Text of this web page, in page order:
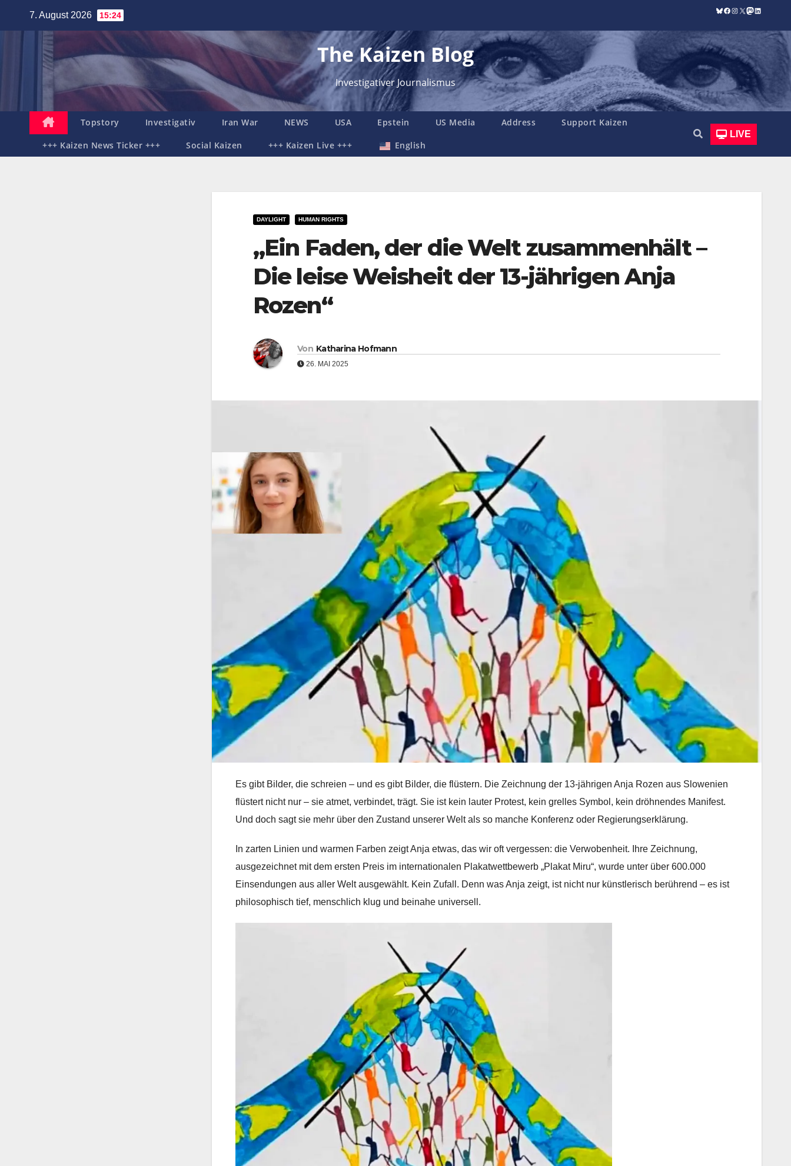
7. August 2026 15:24
Bluesky
Facebook
Instagram
X Mastodon
LinkedIn
The Kaizen Blog
Investigativer Journalismus
Topstory Investigativ Iran War NEWS USA Epstein US Media Address Support Kaizen
+++ Kaizen News Ticker +++ Social Kaizen +++ Kaizen Live +++ English
LIVE
DAYLIGHT HUMAN RIGHTS
„Ein Faden, der die Welt zusammenhält –
Die leise Weisheit der 13-jährigen Anja
Rozen“
Von Katharina Hofmann
26. MAI 2025
Es gibt Bilder, die schreien – und es gibt Bilder, die flüstern. Die Zeichnung der 13-jährigen Anja Rozen aus Slowenien
flüstert nicht nur – sie atmet, verbindet, trägt. Sie ist kein lauter Protest, kein grelles Symbol, kein dröhnendes Manifest.
Und doch sagt sie mehr über den Zustand unserer Welt als so manche Konferenz oder Regierungserklärung.
In zarten Linien und warmen Farben zeigt Anja etwas, das wir oft vergessen: die Verwobenheit. Ihre Zeichnung,
ausgezeichnet mit dem ersten Preis im internationalen Plakatwettbewerb „Plakat Miru“, wurde unter über 600.000
Einsendungen aus aller Welt ausgewählt. Kein Zufall. Denn was Anja zeigt, ist nicht nur künstlerisch berührend – es ist
philosophisch tief, menschlich klug und beinahe universell.